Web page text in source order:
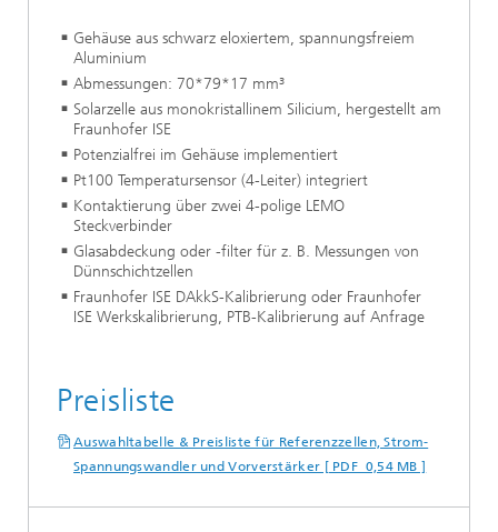
Gehäuse aus schwarz eloxiertem, spannungsfreiem
Aluminium
Abmessungen: 70*79*17 mm³
Solarzelle aus monokristallinem Silicium, hergestellt am
Fraunhofer ISE
Potenzialfrei im Gehäuse implementiert
Pt100 Temperatursensor (4-Leiter) integriert
Kontaktierung über zwei 4-polige LEMO
Steckverbinder
Glasabdeckung oder -filter für z. B. Messungen von
Dünnschichtzellen
Fraunhofer ISE DAkkS-Kalibrierung oder Fraunhofer
ISE Werkskalibrierung, PTB-Kalibrierung auf Anfrage
Preisliste
Auswahltabelle & Preisliste für Referenzzellen, Strom-
Spannungswandler und Vorverstärker [ PDF 0,54 MB ]